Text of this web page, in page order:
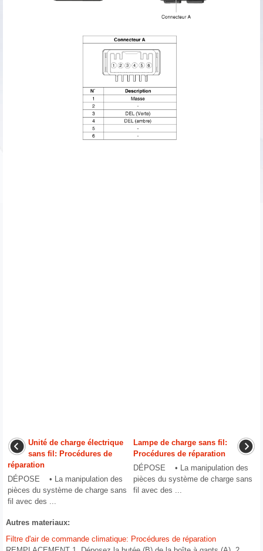
Unité de charge électrique
sans fil: Procédures de
réparation
DÉPOSE • La manipulation des
pièces du système de charge sans
fil avec des ...
Lampe de charge sans fil:
Procédures de réparation
DÉPOSE • La manipulation des
pièces du système de charge sans
fil avec des ...
Autres materiaux:
Filtre d'air de commande climatique: Procédures de réparation